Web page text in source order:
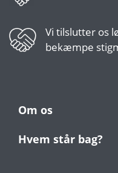
Vi tilslutter os
bekæmpe
Om os
Hvem står bag?